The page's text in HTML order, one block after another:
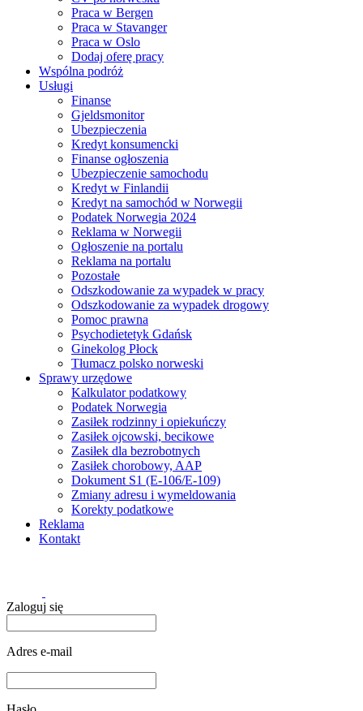
Praca w Bergen
Praca w Stavanger
Praca w Oslo
Dodaj oferę pracy
Wspólna podróż
Usługi
Finanse
Gjeldsmonitor
Ubezpieczenia
Kredyt konsumencki
Finanse ogłoszenia
Ubezpieczenie samochodu
Kredyt w Finlandii
Kredyt na samochód w Norwegii
Podatek Norwegia 2024
Reklama w Norwegii
Ogłoszenie na portalu
Reklama na portalu
Pozostałe
Odszkodowanie za wypadek w pracy
Odszkodowanie za wypadek drogowy
Pomoc prawna
Psychodietetyk Gdańsk
Ginekolog Płock
Tłumacz polsko norweski
Sprawy urzędowe
Kalkulator podatkowy
Podatek Norwegia
Zasiłek rodzinny i opiekuńczy
Zasiłek ojcowski, becikowe
Zasiłek dla bezrobotnych
Zasiłek chorobowy, AAP
Dokument S1 (E-106/E-109)
Zmiany adresu i wymeldowania
Korekty podatkowe
Reklama
Kontakt
Zaloguj się
Adres e-mail